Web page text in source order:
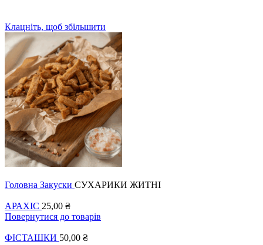
Клацніть, щоб збільшити
Головна Закуски СУХАРИКИ ЖИТНІ
АРАХІС 25,00 ₴
Повернутися до товарів
ФІСТАШКИ 50,00 ₴